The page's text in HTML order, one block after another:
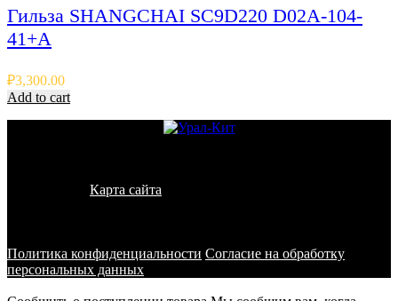
Гильза SHANGCHAI SC9D220 D02A-104-
41+A
₽3,300.00
Add to cart
Карта сайта
Политика конфиденциальности Согласие на обработку
персональных данных